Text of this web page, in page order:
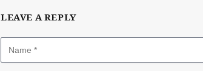
LEAVE A REPLY